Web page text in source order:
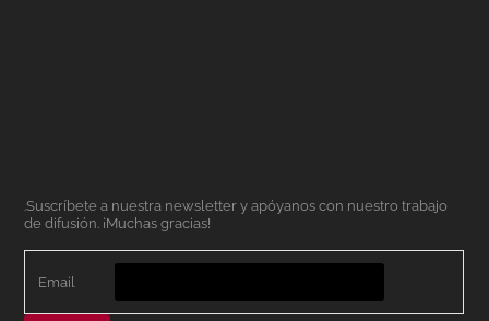
.Suscríbete a nuestra newsletter y apóyanos con nuestro trabajo
de difusión. ¡Muchas gracias!
Email